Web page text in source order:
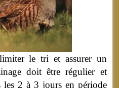
le tri et assurer un
doit être régulier et
les 2 à 3 jours en période